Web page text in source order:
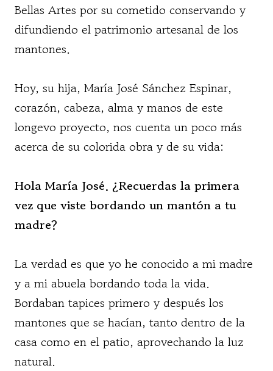
Bellas Artes por su cometido conservando y
difundiendo el patrimonio artesanal de los
mantones.
Hoy, su hija, María José Sánchez Espinar,
corazón, cabeza, alma y manos de este
longevo proyecto, nos cuenta un poco más
acerca de su colorida obra y de su vida:
Hola María José. ¿Recuerdas la primera
vez que viste bordando un mantón a tu
madre?
La verdad es que yo he conocido a mi madre
y a mi abuela bordando toda la vida.
Bordaban tapices primero y después los
mantones que se hacían, tanto dentro de la
casa como en el patio, aprovechando la luz
natural.